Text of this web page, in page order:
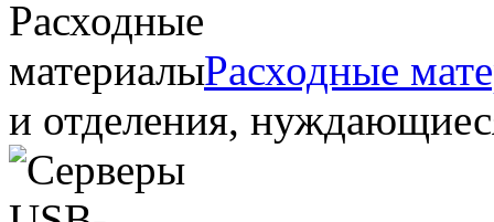
Расходные
и отделения,